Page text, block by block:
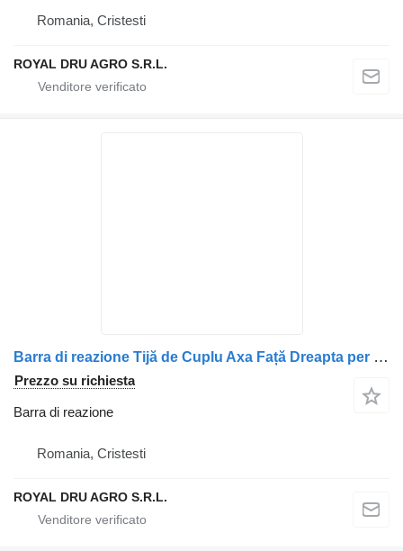
Romania, Cristesti
ROYAL DRU AGRO S.R.L.
Barra di reazione Tijă de Cuplu Axa Față Dreapta per camion Scania (Coduri: 1863130, 1438475)
Prezzo su richiesta
Barra di reazione
Romania, Cristesti
ROYAL DRU AGRO S.R.L.